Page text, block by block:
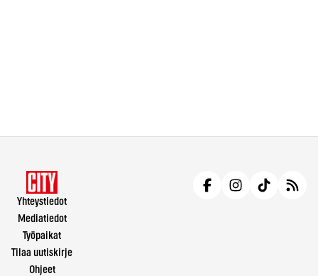
Yhteystiedot
Mediatiedot
Työpaikat
Tilaa uutiskirje
Ohjeet